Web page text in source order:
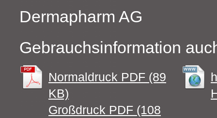
Dermapharm AG
Gebrauchsinformation
Normaldruck PDF (89
KB)
Großdruck PDF (108